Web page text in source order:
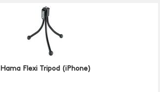
Hama Flexi Tripod (iPhone)